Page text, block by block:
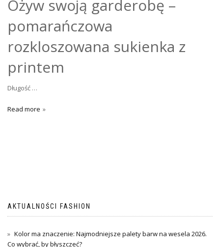
Ożyw swoją garderobę –
pomarańczowa
rozkloszowana sukienka z
printem
Długość …
Read more
AKTUALNOŚCI FASHION
Kolor ma znaczenie: Najmodniejsze palety barw na wesela 2026.
Co wybrać, by błyszczeć?